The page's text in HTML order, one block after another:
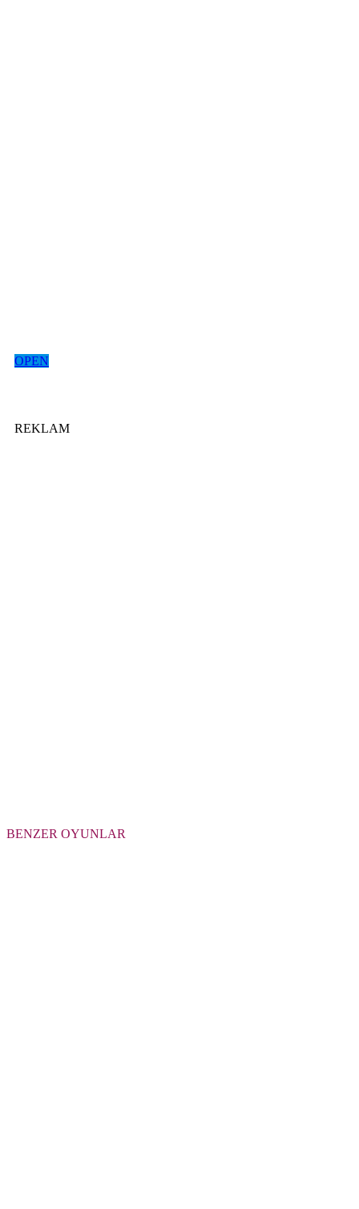
OPEN
REKLAM
BENZER OYUNLAR